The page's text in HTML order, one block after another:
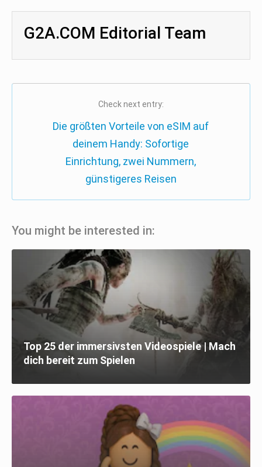
G2A.COM Editorial Team
Check next entry:
Die größten Vorteile von eSIM auf
deinem Handy: Sofortige
Einrichtung, zwei Nummern,
günstigeres Reisen
You might be interested in:
Top 25 der immersivsten Videospiele | Mach
dich bereit zum Spielen